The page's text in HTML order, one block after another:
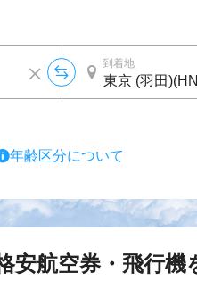
到着地
年齢区分について
安航空券・飛行